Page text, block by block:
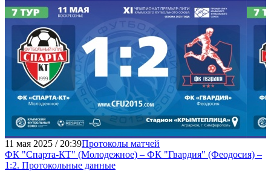
11 мая 2025 / 20:39Протоколы матчей
ФК "Спарта-КТ" (Молодежное) – ФК "Гвардия" (Феодосия) –
1:2. Протокольные данные